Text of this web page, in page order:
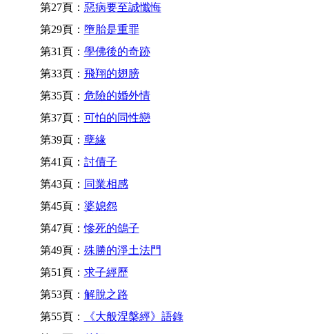
第27頁： 惡病要至誠懺悔
第29頁： 墮胎是重罪
第31頁： 學佛後的奇跡
第33頁： 飛翔的翅膀
第35頁： 危險的婚外情
第37頁： 可怕的同性戀
第39頁： 孽緣
第41頁： 討債子
第43頁： 同業相感
第45頁： 婆媳怨
第47頁：慘死的鴿子
第49頁： 殊勝的淨土法門
第51頁： 求子經歷
第53頁： 解脫之路
第55頁：
《大般涅槃經》語錄